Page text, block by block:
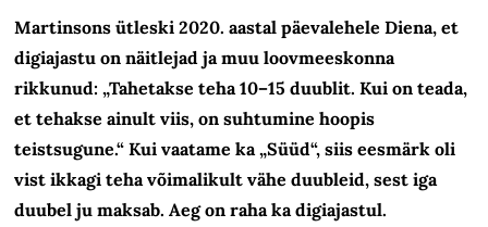
Martinsons ütleski 2020. aastal päeva­lehele Diena, et
digiajastu on näitlejad ja muu loovmeeskonna
rikkunud: „Tahetakse teha 10–15 duublit. Kui on teada,
et tehakse ainult viis, on suhtumine hoopis
teistsugune.“ Kui vaatame ka „Süüd“, siis eesmärk oli
vist ikkagi teha võimalikult vähe duubleid, sest iga
duubel ju maksab. Aeg on raha ka digiajastul.